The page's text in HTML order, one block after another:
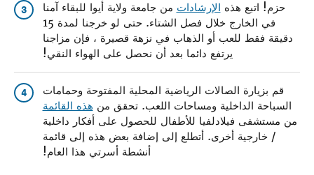
3 حزم! اتبع هذه الإرشادات من جامعة ولاية أيوا للبقاء آمنا
في الخارج خلال فصل الشتاء. حتى لو خرجنا لمدة 15
دقيقة فقط للعب أو الذهاب في نزهة قصيرة ، فإن مزاجنا
يرتفع دائما بعد أن نحصل على الهواء النقي!
4
قم بزيارة الصالات الرياضية المحلية المفتوحة وحمامات
السباحة الداخلية ومساحات اللعب. تحقق من هذه القائمة
من مستشفى فيلادلفيا للأطفال للحصول على أفكار داخلية
/ خارجية أخرى. أتطلع إلى إضافة بعض هذه إلى قائمة
أنشطة أسرتي هذا العام!